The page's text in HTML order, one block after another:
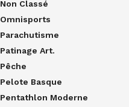
Non Classé
Omnisports
Parachutisme
Patinage Art.
Pêche
Pelote Basque
Pentathlon Moderne